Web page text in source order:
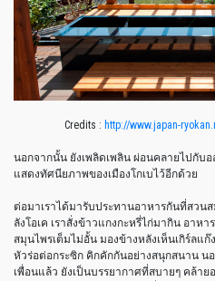
Credits : http://www.japan-
นอกจากนั้น ยังเพลิดเพลิน ผ่อนคลายไปกับ
แสดงทัศนียภาพของเมืองโกเบไว้อีกด้วย
ต่อมาเราได้มารับประทานอาหารกันที่สวน
ลังโอเค เราสั่งข้าวแกงกะหรี่ไก่มากิน อาห
สมุนไพรเต็มไม่อั้น มองข้างหลังเห็นเกิร์ล
หัวร่อต่อกระซิก คิกคักกันอย่างสนุกสนาน น
เพื่อนแล้ว ยังเป็นบรรยากาศที่สบายๆ คล้า